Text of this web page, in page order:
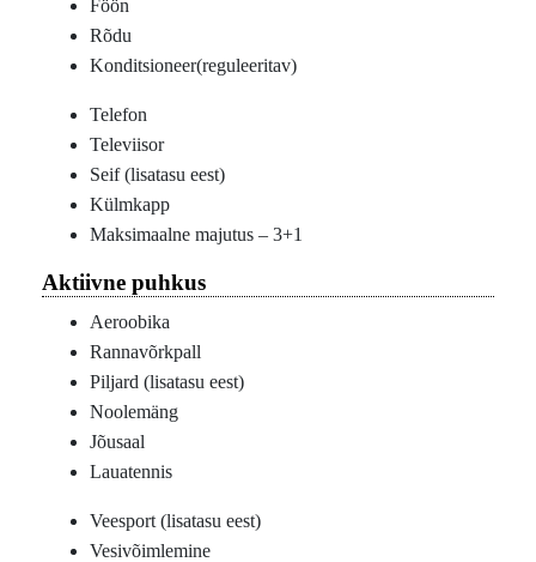
Föön
Rõdu
Konditsioneer(reguleeritav)
Telefon
Televiisor
Seif (lisatasu eest)
Külmkapp
Maksimaalne majutus – 3+1
Aktiivne puhkus
Aeroobika
Rannavõrkpall
Piljard (lisatasu eest)
Noolemäng
Jõusaal
Lauatennis
Veesport (lisatasu eest)
Vesivõimlemine